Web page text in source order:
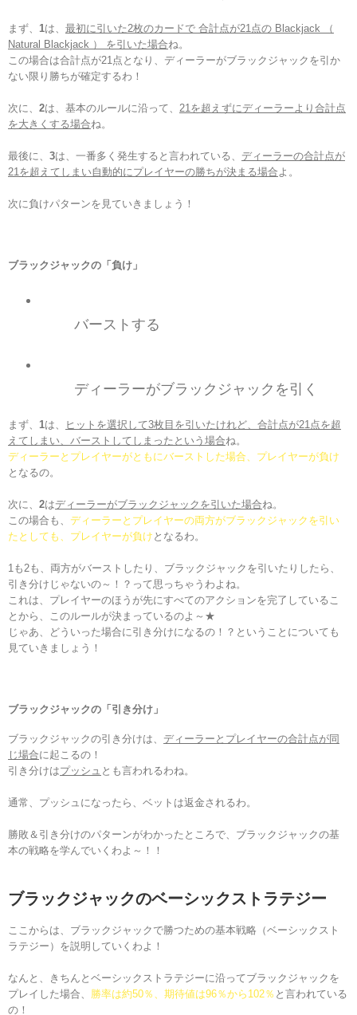
まず、 1は、 最初に引いた2枚のカードで 合計点が21点の Blackjack （
Natural Blackjack ） を引いた場合ね。
この場合は合計点が21点となり、ディーラーがブラックジャックを引か
ない限り勝ちが確定するわ！
次に、 2は、基本のルールに沿って、 21を超えずにディーラーより合計点
を大きくする場合ね。
最後に、 3は、一番多く発生すると言われている、 ディーラーの合計点が
21を超えてしまい自動的にプレイヤーの勝ちが決まる場合 よ。
次に負けパターンを見ていきましょう！
ブラックジャックの「負け 」
バーストする
ディーラーがブラックジャックを引く
まず、 1は、
ヒットを選択して3枚目を引いたけれど、合計点が21点を超
えてしまい、バーストしてしまったという場合ね。
ディーラーとプレイヤーがともにバーストした場合、プレイヤーが負け
となるの。
次に、 2はディーラーがブラックジャックを引いた場合ね。
この場合も、 ディーラーとプレイヤーの両方がブラックジャックを引い
たとしても、プレイヤーが負け となるわ。
1も2も、両方がバーストしたり、ブラックジャックを引いたりしたら、
引き分けじゃないの～！？って思っちゃうわよね。
これは、プレイヤーのほうが先にすべてのアクションを完了しているこ
とから、このルールが決まっているのよ～★
じゃあ、どういった場合に引き分けになるの！？ということについても
見ていきましょう！
ブラックジャックの「引き分け 」
ブラックジャックの引き分けは、 ディーラーとプレイヤーの合計点が同
じ場合に起こるの！
引き分けはプッシュ とも言われるわね。
通常、プッシュになったら、ベットは返金されるわ。
勝敗＆引き分けのパターンがわかったところで、ブラックジャックの基
本の戦略を学んでいくわよ～！！
ブラックジャックのベーシックストラテジー
ここからは、ブラックジャックで勝つための基本戦略（ベーシックスト
ラテジー）を説明していくわよ！
なんと、きちんとベーシックストラテジーに沿ってブラックジャックを
プレイした場合、 勝率は約50％、期待値は96％から102％ と言われている
の！